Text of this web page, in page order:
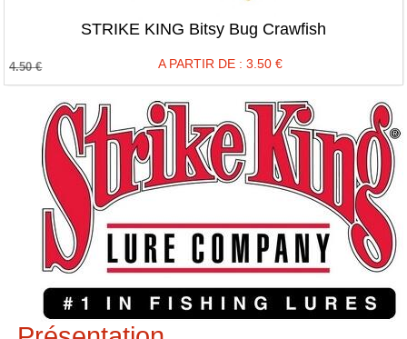
STRIKE KING Bitsy Bug Crawfish
A PARTIR DE :3.50 €
4.50€